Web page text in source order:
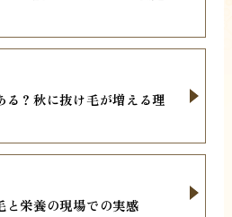
る？秋に抜け毛が増える理
と栄養の現場での実感